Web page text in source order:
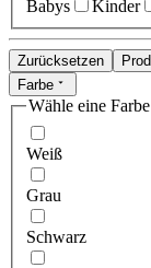
Babys Kinder
Zurücksetzen
Farbe
Wähle eine Farbe
Weiß
Grau
Schwarz